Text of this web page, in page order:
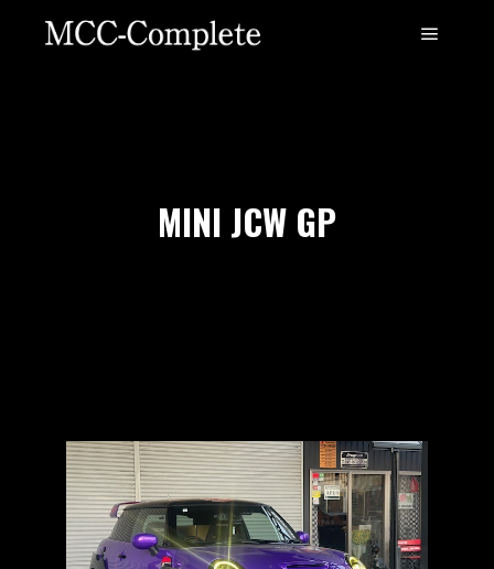
MINI JCW GP